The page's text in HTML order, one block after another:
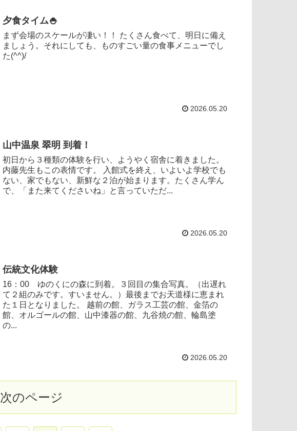
夕食タイム🍚
まず会場のスケールが凄い！！ たくさん食べて、明日に備え
ましょう。それにしても、ものすごい量の食事メニューでし
た(^^)/
2026.05.20
山中温泉 翠明 到着！
初日から３種類の体験を行い、ようやく宿舎に着きました。
内藤先生もこの表情です。 入館式を終え、いよいよ学校でも
ない、家でもない、新鮮な２泊が始まります。たくさん学ん
で、「また来てくださいね」と言っていただ...
2026.05.20
伝統文化体験
16：00 ゆのくにの森に到着。３回目の集合写真。（出遅れ
て２組のみです。すいません。）最後までお天道様に恵まれ
た１日となりました。 越前の館、ガラス工芸の館、金箔の
館、オルゴールの館、山中漆器の館、九谷焼の館、輪島塗
の...
2026.05.20
次のページ